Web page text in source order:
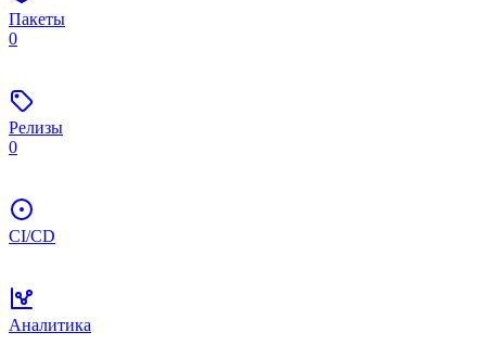
Пакеты
0
Релизы
0
CI/CD
Аналитика